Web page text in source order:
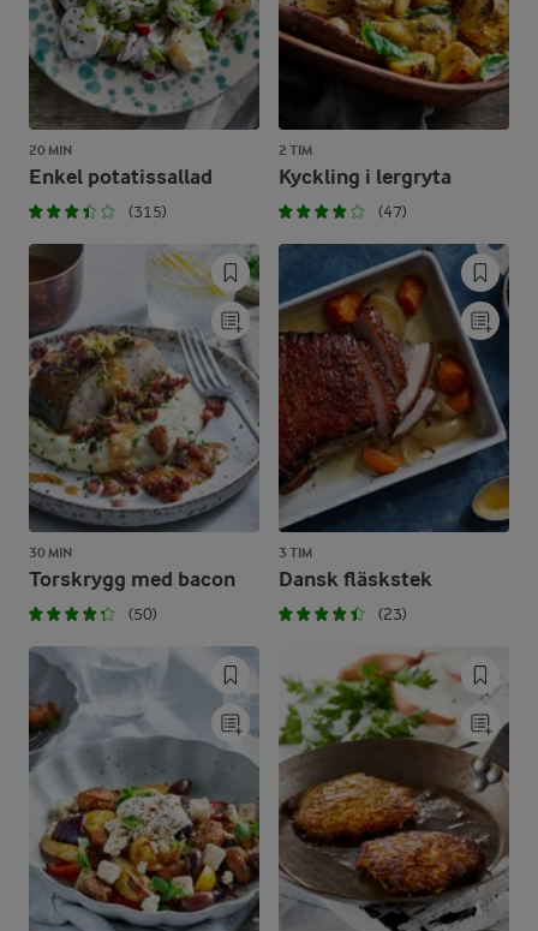
20 MIN
Enkel potatissallad
(315)
2 TIM
Kyckling i lergryta
(47)
30 MIN
Torskrygg med bacon
(50)
3 TIM
Dansk fläskstek
(23)